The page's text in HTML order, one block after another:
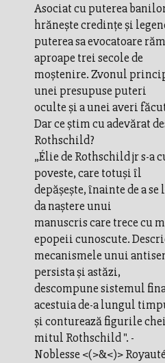
Asociat cu puterea
hrănește credințe și
puterea sa evocatoare
aproape trei secole de
moștenire. Zvonul
unei presupuse puteri
oculte și a unei averi
Dar ce știm cu adevărat
Rothschild?
„Élie de Rothschild jr s-a
poveste, care totuși îl
depășește, înainte de a
da naștere unui
manuscris care trece cu
epopeii cunoscute.
mecanismele unui
persista și astăzi,
descompune sistemul
acestuia de-a lungul
și conturează figurile
mitul Rothschild ". -
Noblesse <(>&<)>